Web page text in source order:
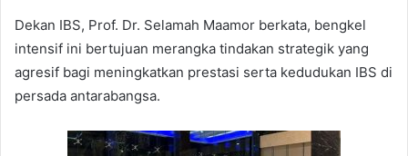
Dekan IBS, Prof. Dr. Selamah Maamor berkata, bengkel
intensif ini bertujuan merangka tindakan strategik yang
agresif bagi meningkatkan prestasi serta kedudukan IBS di
persada antarabangsa.